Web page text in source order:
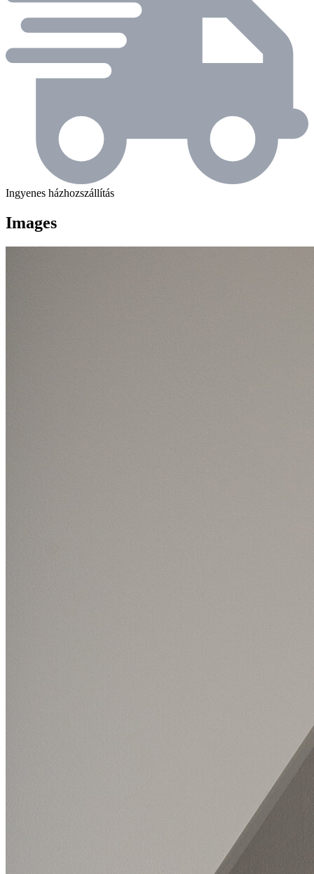
Ingyenes házhozszállítás
Images